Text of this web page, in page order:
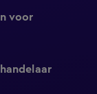
voor